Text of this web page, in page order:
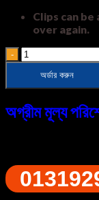
Clips can
over again.
Stainless
Steel
Paper
Clamp
quantity
অর্ডার করুন
অগ্রীম মূল্য